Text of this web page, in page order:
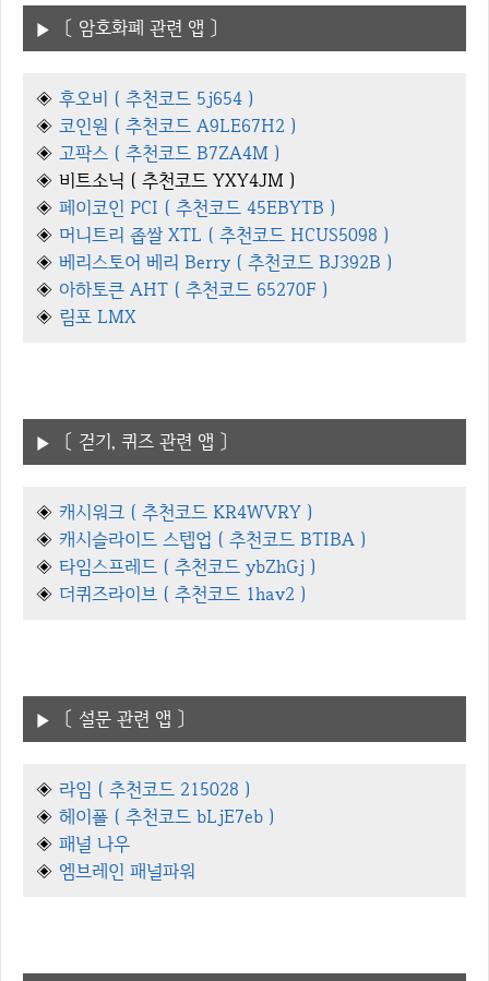
〔 암호화폐 관련 앱 〕
◈ 후오비 ( 추천코드 5j654 )
◈ 코인원 ( 추천코드 A9LE67H2 )
◈ 고팍스 ( 추천코드 B7ZA4M )
◈ 비트소닉 ( 추천코드 YXY4JM )
◈ 페이코인 PCI ( 추천코드 45EBYTB )
◈ 머니트리 좁쌀 XTL ( 추천코드 HCUS5098 )
◈ 베리스토어 베리 Berry ( 추천코드 BJ392B )
◈ 아하토큰 AHT ( 추천코드 65270F )
◈ 림포 LMX
〔 걷기, 퀴즈 관련 앱 〕
◈ 캐시워크 ( 추천코드 KR4WVRY )
◈ 캐시슬라이드 스텝업 ( 추천코드 BTIBA )
◈ 타임스프레드 ( 추천코드 ybZhGj )
◈ 더퀴즈라이브 ( 추천코드 1hav2 )
〔 설문 관련 앱 〕
◈ 라임 ( 추천코드 215028 )
◈ 헤이폴 ( 추천코드 bLjE7eb )
◈ 패널 나우
◈ 엠브레인 패널파워